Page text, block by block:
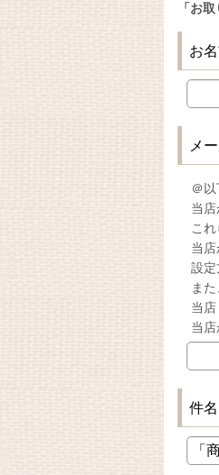
「お
お
メ
＠以
当
こ
当
設定
ま
当
当
件名